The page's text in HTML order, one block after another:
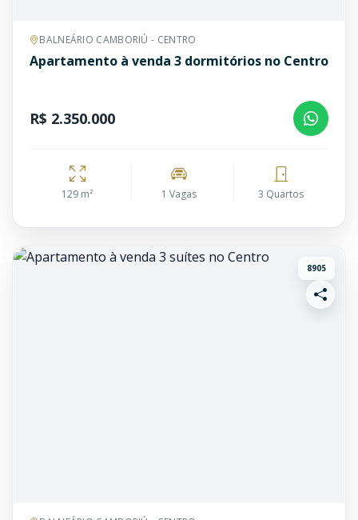
BALNEÁRIO CAMBORIÚ - CENTRO
Apartamento à venda 3 dormitórios no Centro
R$ 2.350.000
129 m² 1 Vagas 3 Quartos
8905